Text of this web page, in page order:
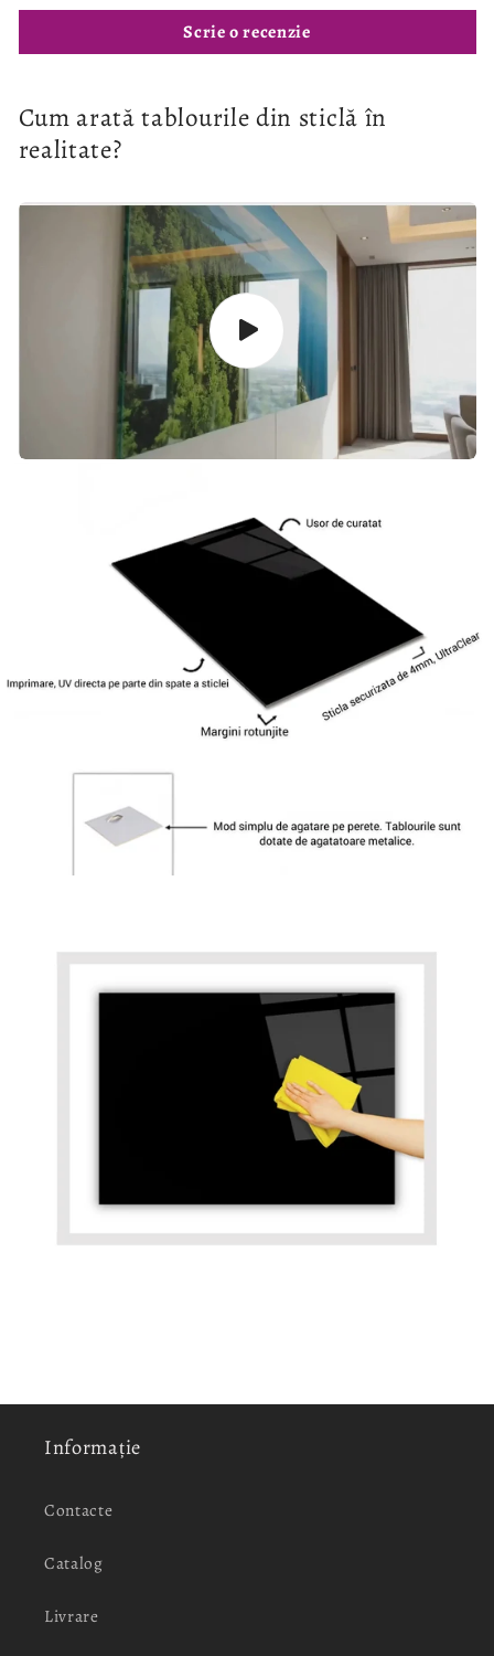
Scrie o recenzie
Cum arată tablourile din sticlă în
realitate?
Informație
Contacte
Catalog
Livrare